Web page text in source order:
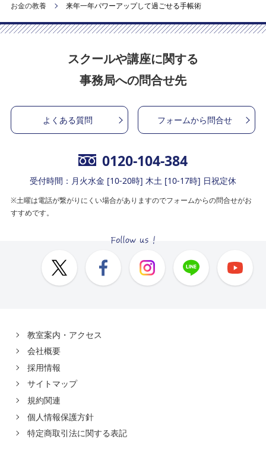
お金の教養
来年一年パワーアップして過ごせる手帳術
スクールや講座に関する
事務局への問合せ先
よくある質問 フォームから問合せ
0120-104-384
受付時間：月火水金 [10-20時] 木土 [10-17時] 日祝定休
※土曜は電話が繋がりにくい場合がありますのでフォームからの問合せがお
すすめです。
教室案内・アクセス
会社概要
採用情報
サイトマップ
規約関連
個人情報保護方針
特定商取引法に関する表記